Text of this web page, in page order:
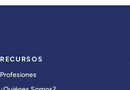
RECURSOS
Profesiones